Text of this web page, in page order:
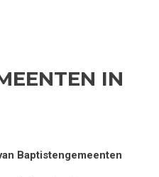
IN
Baptistengemeenten